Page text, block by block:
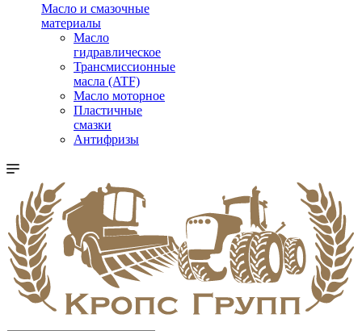
Масло и смазочные
материалы
Масло
гидравлическое
Трансмиссионные
масла (ATF)
Масло моторное
Пластичные
смазки
Антифризы